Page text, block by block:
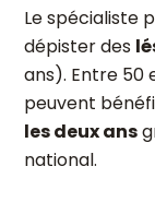
Le spécialiste
dépister des
ans). Entre 50
peuvent
les deux ans
national.